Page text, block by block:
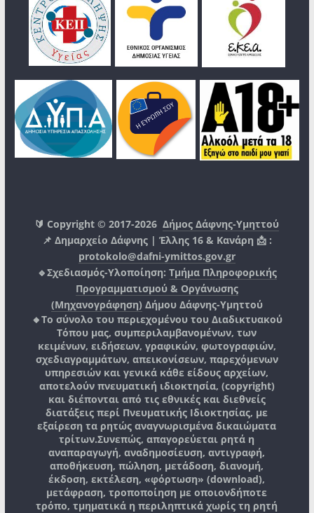
🔰 Copyright © 2017-2026Δήμος Δάφνης-Υμηττού
📌 Δημαρχείο Δάφνης | Έλλης 16 & Κανάρη 📩 :
protokolo@dafni-ymittos.gov.gr
🔹Σχεδιασμός-Υλοποίηση: Τμήμα Πληροφορικής
Προγραμματισμού & Οργάνωσης
(Μηχανογράφηση) Δήμου Δάφνης-Υμηττού
🔸Το σύνολο του περιεχομένου του Διαδικτυακού
Τόπου μας, συμπεριλαμβανομένων, των
κειμένων, ειδήσεων, γραφικών, φωτογραφιών,
σχεδιαγραμμάτων, απεικονίσεων, παρεχόμενων
υπηρεσιών και γενικά κάθε είδους αρχείων,
αποτελούν πνευματική ιδιοκτησία, (copyright)
και διέπονται από τις εθνικές και διεθνείς
διατάξεις περί Πνευματικής Ιδιοκτησίας, με
εξαίρεση τα ρητώς αναγνωρισμένα δικαιώματα
τρίτων.Συνεπώς, απαγορεύεται ρητά η
αναπαραγωγή, αναδημοσίευση, αντιγραφή,
αποθήκευση, πώληση, μετάδοση, διανομή,
έκδοση, εκτέλεση, «φόρτωση» (download),
μετάφραση, τροποποίηση με οποιονδήποτε
τρόπο, τμηματικά η περιληπτικά χωρίς τη ρητή